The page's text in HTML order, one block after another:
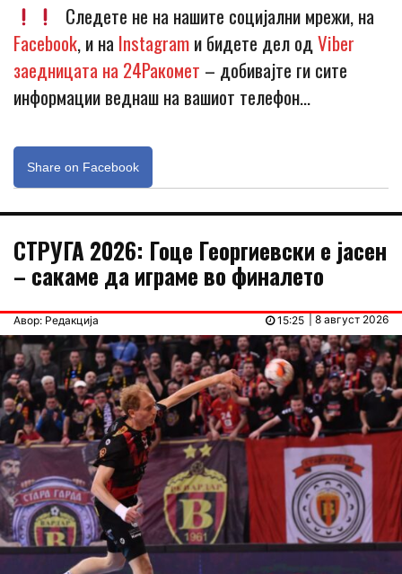
Следете не на нашите социјални мрежи, на
Facebook, и на Instagramи бидете дел одViber
заедницата на 24Ракомет – добивајте ги сите
информации веднаш на вашиот телефон…
Share on Facebook
СТРУГА 2026: Гоце Георгиевски е јасен
– сакаме да играме во финалето
Авор: Редакција | 8 август 2026
15:25